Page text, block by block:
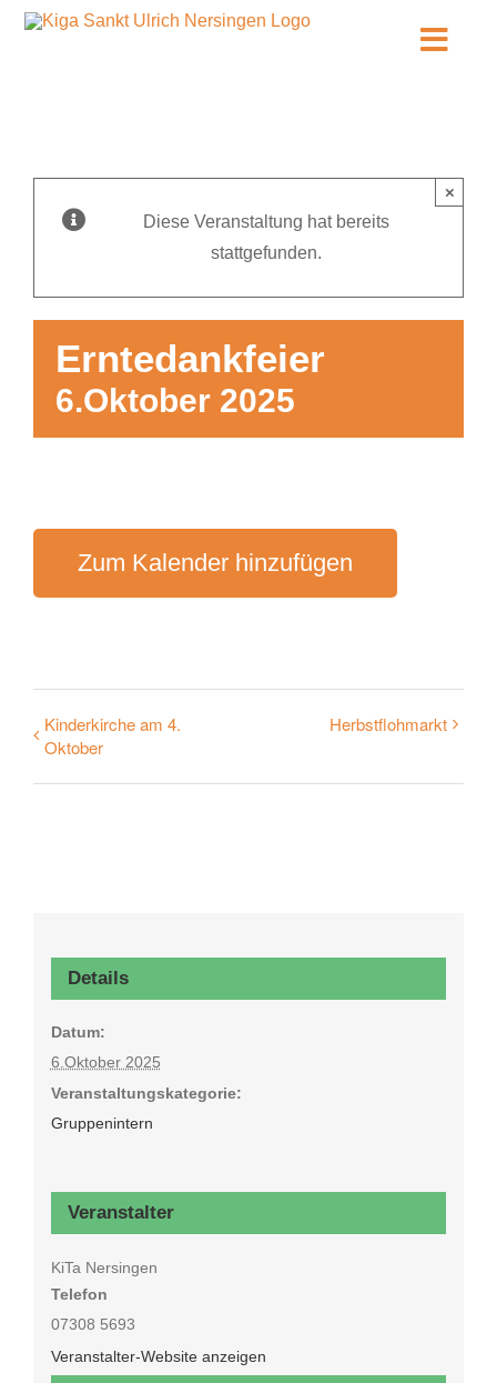
Zum
Unsere KiTa
Kontakt
Anmeldung
Stellenangebote
Diese Veranstaltung hat bereits
stattgefunden.
×
Erntedankfeier
6.Oktober 2025
Zum Kalender hinzufügen
Kinderkirche am 4.
Oktober
Herbstflohmarkt
Details
Datum:
6.Oktober 2025
Veranstaltungskategorie:
Gruppenintern
Veranstalter
KiTa Nersingen
Telefon
07308 5693
Veranstalter-Website anzeigen